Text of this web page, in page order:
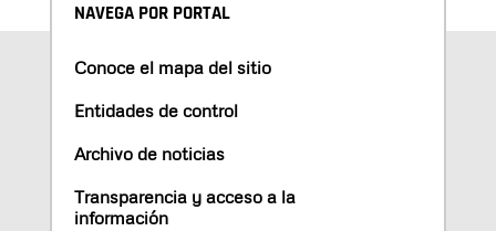
NAVEGA POR PORTAL
Conoce el mapa del sitio
Entidades de control
Archivo de noticias
Transparencia y acceso a la
información